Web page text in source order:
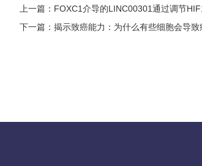
上一篇： FOXC1介导的LINC00301通过调节
下一篇： 揭示致癌能力：为什么有些细胞会导致